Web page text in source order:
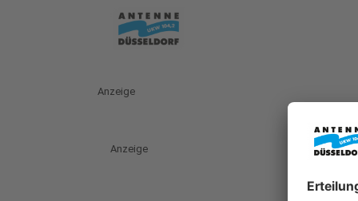
Anzeige
Anzeige